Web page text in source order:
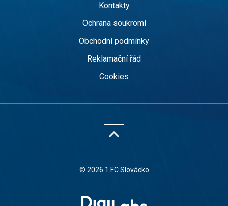
Kontakty
Ochrana soukromí
Obchodní podmínky
Reklamační řád
Cookies
© 2026 1.FC Slovácko